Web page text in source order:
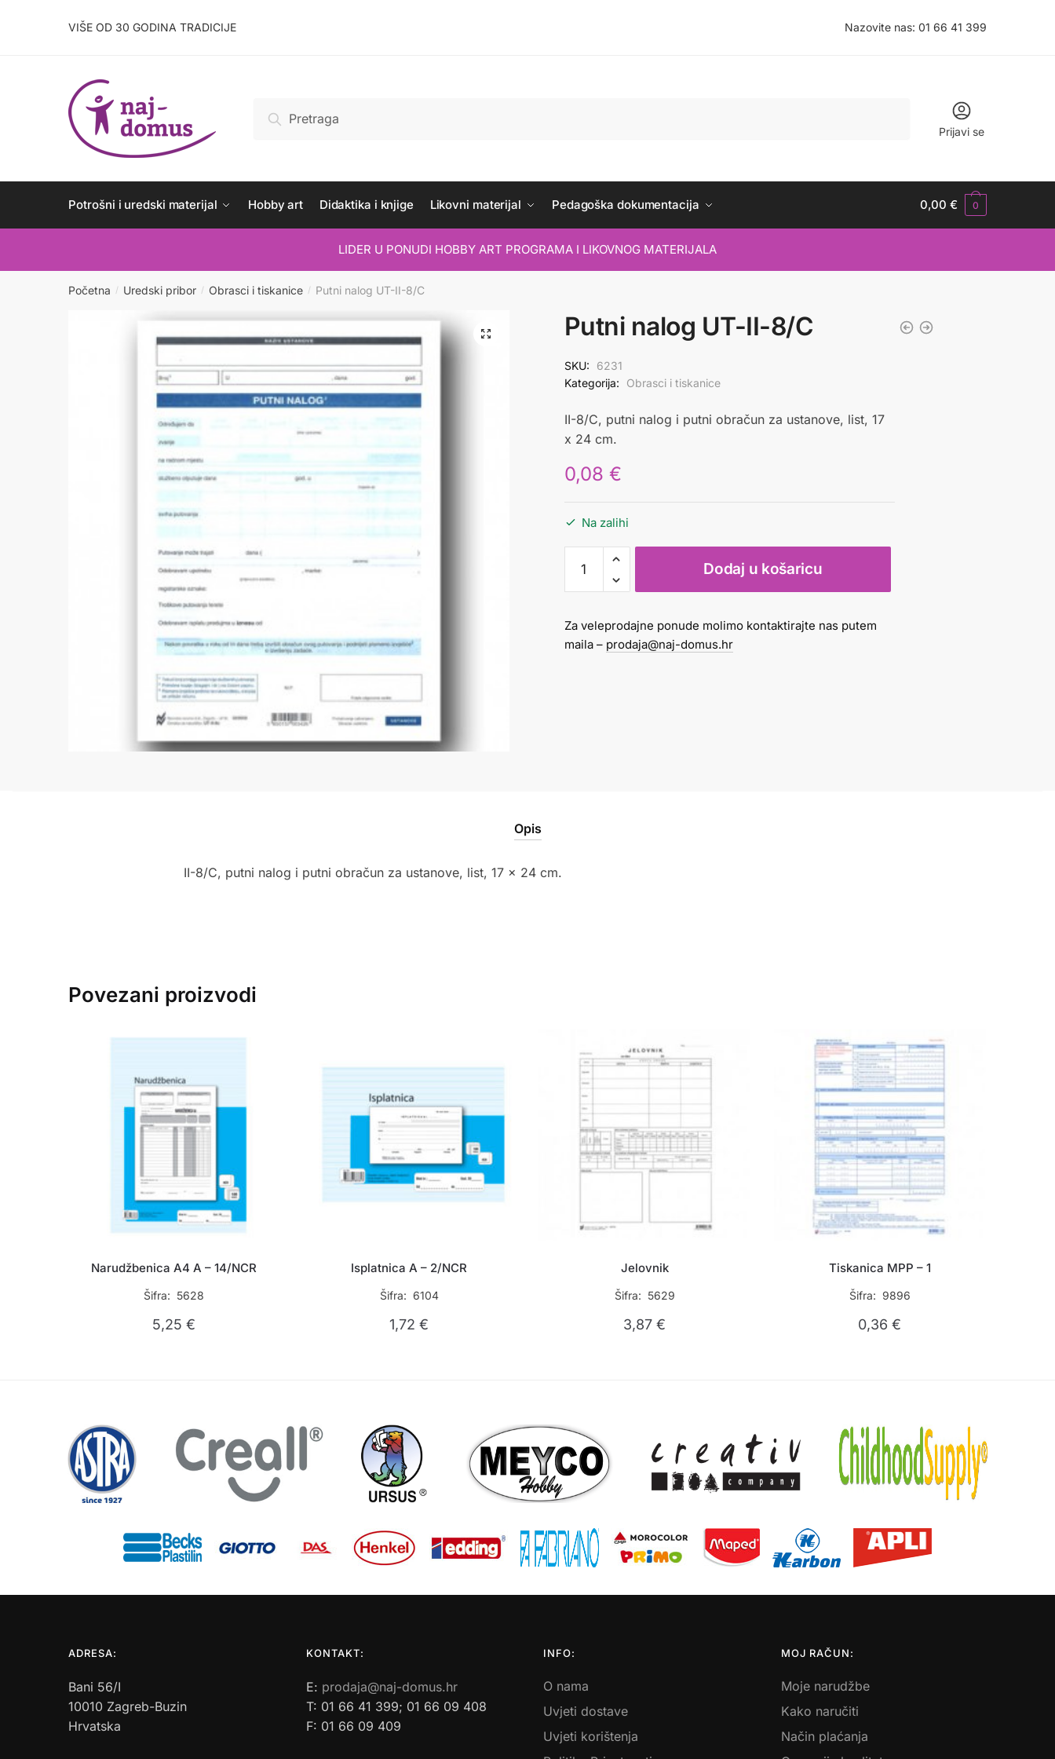
VIŠE OD 30 GODINA TRADICIJE Nazovite nas: 01 66 41 399
Pretraži
Prijavi se
Potrošni i uredski materijal Hobby art Didaktika i knjige Likovni materijal Pedagoška dokumentacija 0,00€ 0
LIDER U PONUDI HOBBY ART PROGRAMA I LIKOVNOG MATERIJALA
Početna / Uredski pribor / Obrasci i tiskanice / Putni nalog UT-II-8/C
Putni nalog UT-II-8/C
SKU:
6231
Kategorija:
Obrasci i tiskanice
II-8/C, putni nalog i putni obračun za ustanove, list, 17
x 24 cm.
0,08 €
Na zalihi
nalog
UT-
8/C
količina
Dodaj u košaricu
Za veleprodajne ponude molimo kontaktirajte nas putem
maila – prodaja@naj-domus.hr
Opis
II-8/C, putni nalog i putni obračun za ustanove, list, 17 x 24 cm.
Povezani proizvodi
Narudžbenica A4 A – 14/NCR
Šifra: 5628
5,25€
Isplatnica A – 2/NCR
Šifra: 6104
1,72€
Jelovnik
Šifra: 5629
3,87€
Tiskanica MPP – 1
Šifra: 9896
0,36€
ADRESA:
Bani 56/I
10010 Zagreb-Buzin
Hrvatska
KONTAKT:
E: prodaja@naj-domus.hr
T: 01 66 41 399; 01 66 09 408
F: 01 66 09 409
INFO:
O nama
Uvjeti dostave
Uvjeti korištenja
MOJ RAČUN:
Moje narudžbe
Kako naručiti
Način plaćanja